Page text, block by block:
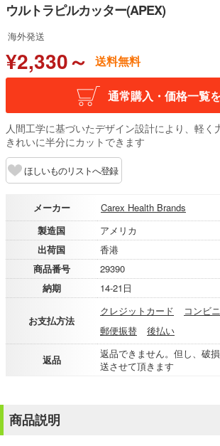
ウルトラピルカッター(APEX)
海外発送
¥2,330～ 送料無料
通常購入・価格一覧
人間工学に基づいたデザイン設計により、軽く
きれいに半分にカットできます
ほしいものリストへ登録
メーカー
Carex Health Brands
製造国
アメリカ
出荷国
香港
商品番号
29390
納期
14-21日
お支払方法
クレジットカード コンビ
郵便振替
後払い
返品
返品できません。但し、破
送させて頂きます
商品説明